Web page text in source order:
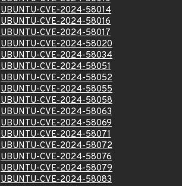
UBUNTU-CVE-2024-58014
UBUNTU-CVE-2024-58016
UBUNTU-CVE-2024-58017
UBUNTU-CVE-2024-58020
UBUNTU-CVE-2024-58034
UBUNTU-CVE-2024-58051
UBUNTU-CVE-2024-58052
UBUNTU-CVE-2024-58055
UBUNTU-CVE-2024-58058
UBUNTU-CVE-2024-58063
UBUNTU-CVE-2024-58069
UBUNTU-CVE-2024-58071
UBUNTU-CVE-2024-58072
UBUNTU-CVE-2024-58076
UBUNTU-CVE-2024-58079
UBUNTU-CVE-2024-58083